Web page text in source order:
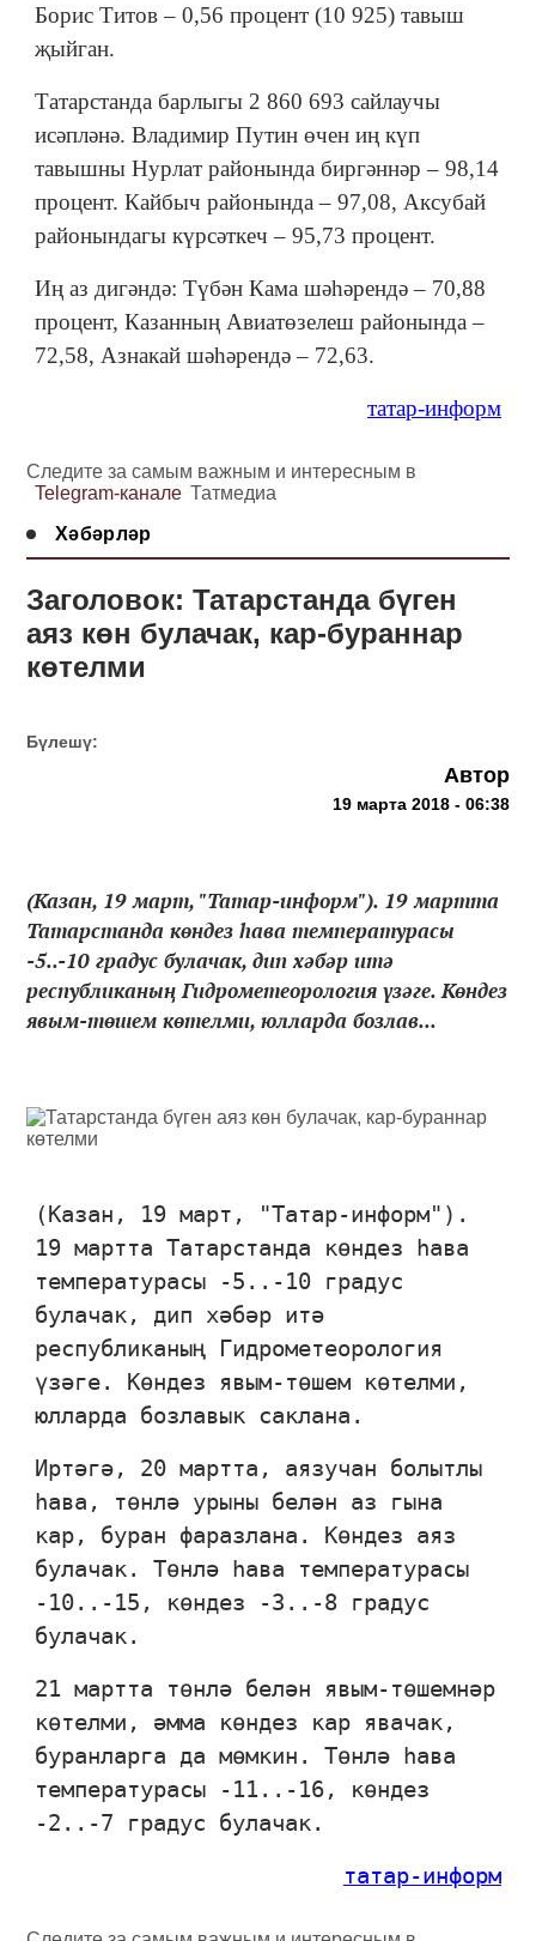
Борис Титов – 0,56 процент (10 925) тавыш
җыйган.
Татарстанда барлыгы 2 860 693 сайлаучы
исәпләнә. Владимир Путин өчен иң күп
тавышны Нурлат районында биргәннәр – 98,14
процент. Кайбыч районында – 97,08, Аксубай
районындагы күрсәткеч – 95,73 процент.
Иң аз дигәндә: Түбән Кама шәһәрендә – 70,88
процент, Казанның Авиатөзелеш районында –
72,58, Азнакай шәһәрендә – 72,63.
татар-информ
Следите за самым важным и интересным в
Telegram-канале Татмедиа
Хәбәрләр
Заголовок: Татарстанда бүген
аяз көн булачак, кар-бураннар
көтелми
Бүлешү:
Автор
19 марта 2018 - 06:38
(Казан, 19 март, "Татар-информ"). 19 мартта
Татарстанда көндез һава температурасы
-5..-10 градус булачак, дип хәбәр итә
республиканың Гидрометеорология үзәге. Көндез
явым-төшем көтелми, юлларда бозлав...
(Казан, 19 март, "Татар-информ").
19 мартта Татарстанда көндез һава
температурасы -5..-10 градус
булачак, дип хәбәр итә
республиканың Гидрометеорология
үзәге. Көндез явым-төшем көтелми,
юлларда бозлавык саклана.
Иртәгә, 20 мартта, аязучан болытлы
һава, төнлә урыны белән аз гына
кар, буран фаразлана. Көндез аяз
булачак. Төнлә һава температурасы
-10..-15, көндез -3..-8 градус
булачак.
21 мартта төнлә белән явым-төшемнәр
көтелми, әмма көндез кар явачак,
буранларга да мөмкин. Төнлә һава
температурасы -11..-16, көндез
-2..-7 градус булачак.
татар-информ